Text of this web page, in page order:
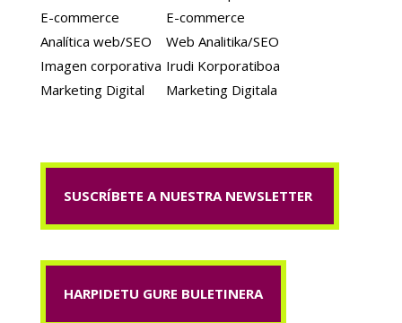
E-commerce
Analítica web/SEO
Imagen corporativa
Marketing Digital
E-commerce
Web Analitika/SEO
Irudi Korporatiboa
Marketing Digitala
SUSCRÍBETE A NUESTRA NEWSLETTER
HARPIDETU GURE BULETINERA